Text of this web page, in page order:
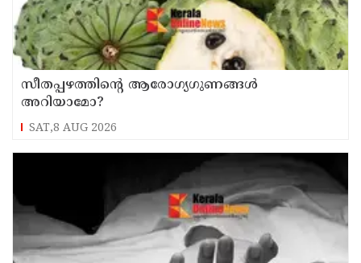
സീതപ്പഴത്തിന്റെ ആരോഗ്യഗുണങ്ങൾ
അറിയാമോ?
SAT,8 AUG 2026